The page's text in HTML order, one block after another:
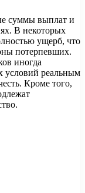
суммы выплат и
В некоторых
ущерб, что
потерпевших.
иногда
условий реальным
Кроме того,